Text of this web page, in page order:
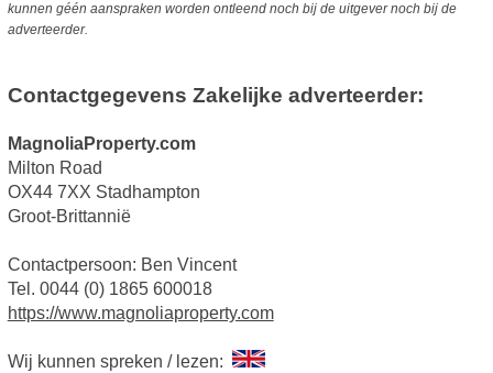
kunnen géén aanspraken worden ontleend noch bij de uitgever noch bij de
adverteerder.
Contactgegevens Zakelijke adverteerder:
MagnoliaProperty.com
Milton Road
OX44 7XX Stadhampton
Groot-Brittannië
Contactpersoon: Ben Vincent
Tel. 0044 (0) 1865 600018
https://www.magnoliaproperty.com
Wij kunnen spreken / lezen: